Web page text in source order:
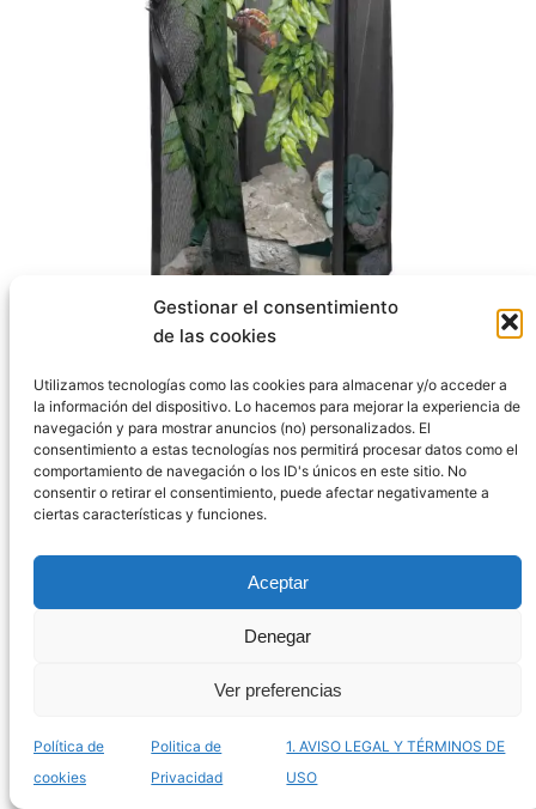
Gestionar el consentimiento
de las cookies
Utilizamos tecnologías como las cookies para almacenar y/o acceder a
la información del dispositivo. Lo hacemos para mejorar la experiencia de
navegación y para mostrar anuncios (no) personalizados. El
consentimiento a estas tecnologías nos permitirá procesar datos como el
comportamiento de navegación o los ID's únicos en este sitio. No
consentir o retirar el consentimiento, puede afectar negativamente a
ciertas características y funciones.
Aceptar
Denegar
Ver preferencias
Política de
cookies
Politica de
Privacidad
1. AVISO LEGAL Y TÉRMINOS DE
USO
Listado de terrarios mayas para comprar online –
Los más enigmáticos
comprar por Internet – Los más cautivadores